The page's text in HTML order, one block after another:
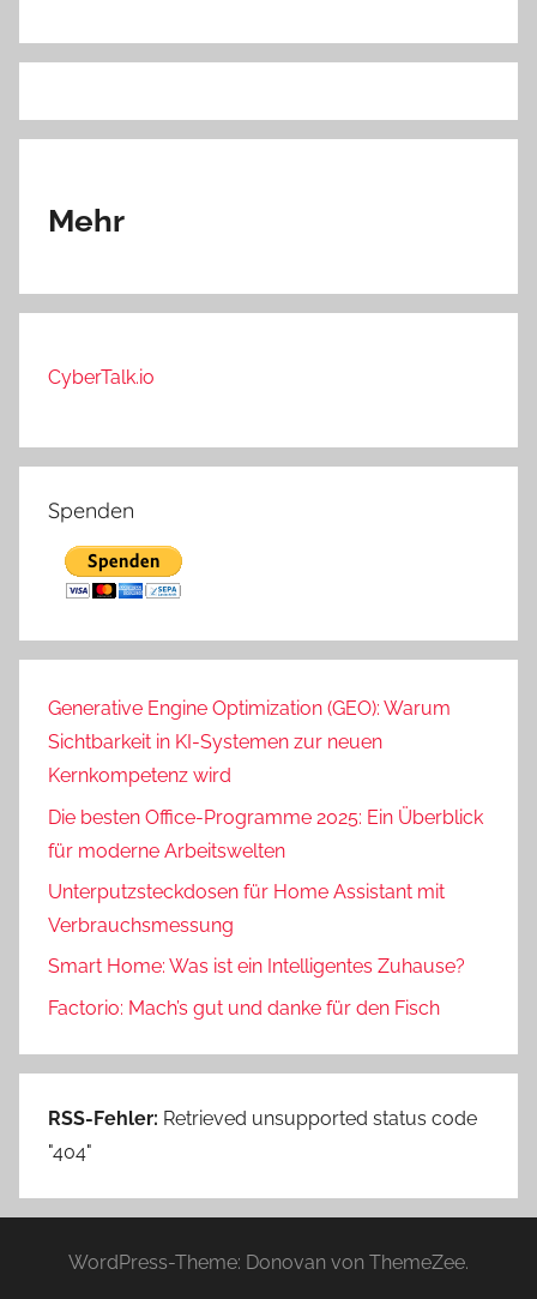
Mehr
CyberTalk.io
Spenden
Generative Engine Optimization (GEO): Warum
Sichtbarkeit in KI-Systemen zur neuen
Kernkompetenz wird
Die besten Office-Programme 2025: Ein Überblick
für moderne Arbeitswelten
Unterputzsteckdosen für Home Assistant mit
Verbrauchsmessung
Smart Home: Was ist ein Intelligentes Zuhause?
Factorio: Mach’s gut und danke für den Fisch
RSS-Fehler: Retrieved unsupported status code
"404"
WordPress-Theme: Donovan von ThemeZee.